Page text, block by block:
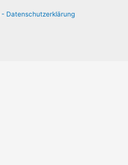
- Datenschutzerklärung